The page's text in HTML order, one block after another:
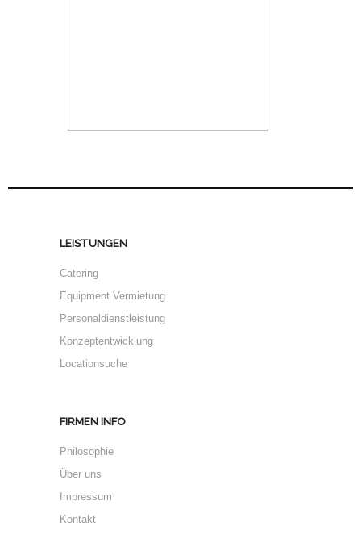
LEISTUNGEN
Catering
Equipment Vermietung
Personaldienstleistung
Konzeptentwicklung
Locationsuche
FIRMEN INFO
Philosophie
Über uns
Impressum
Kontakt